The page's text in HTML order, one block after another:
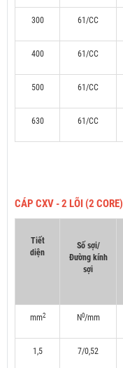
300 61/CC
400 61/CC
500 61/CC
630 61/CC
CÁP CXV - 2 LÕI (2 CORE)
Tiết
diện
Số sợi/
Đường kính
sợi
mm2 N0/mm
1,5 7/0,52